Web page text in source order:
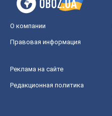
О компании
Правовая информация
Реклама на сайте
Редакционная политика